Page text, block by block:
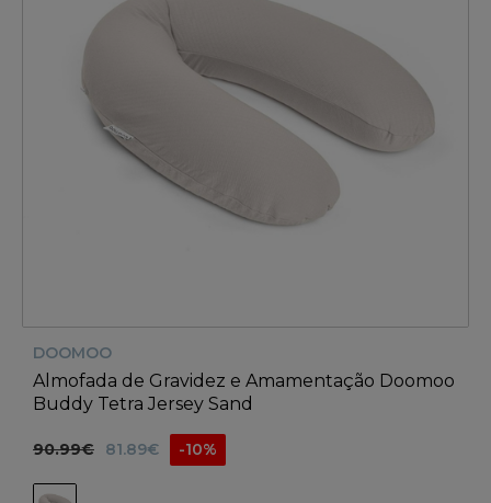
DOOMOO
Almofada de Gravidez e Amamentação Doomoo
Buddy Tetra Jersey Sand
90.99€ 81.89€ -10%